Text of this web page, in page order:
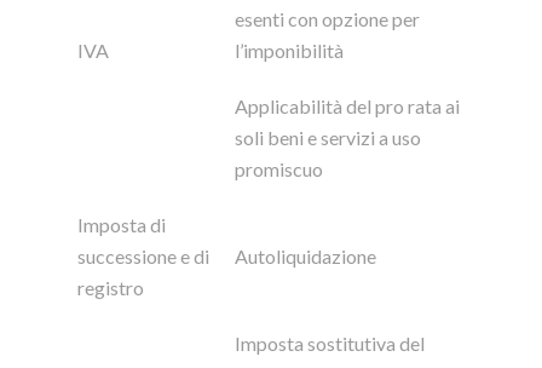
IVA
esenti con opzione per
l’imponibilità
Applicabilità del pro rata ai
soli beni e servizi a uso
promiscuo
Imposta di
successione e di
registro
Autoliquidazione
Imposta sostitutiva del